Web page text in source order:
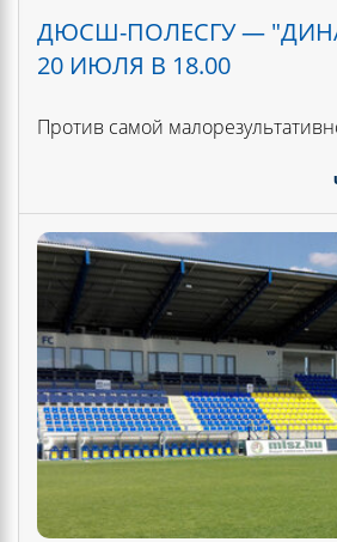
ДЮСШ-ПОЛЕСГУ —
20 ИЮЛЯ В 18.00
Против самой